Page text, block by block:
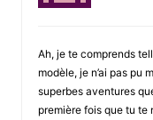
Ah, je te comprends
modèle, je n’ai pas pu
superbes aventures
première fois que tu te